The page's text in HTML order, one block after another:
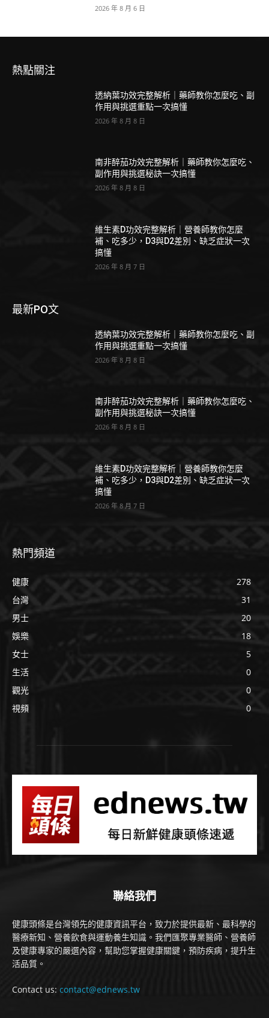
2026 年 8 月 6 日
熱點關注
透納葉功效完整解析｜藥師教你怎麼吃、副
作用與挑選重點一次搞懂
2026 年 8 月 8 日
南非醉茄功效完整解析｜藥師教你怎麼吃、
副作用與挑選秘訣一次搞懂
2026 年 8 月 8 日
維生素D功效完整解析｜營養師教你怎麼
補、吃多少，D3與D2差別、缺乏症狀一次
搞懂
2026 年 8 月 7 日
最新PO文
透納葉功效完整解析｜藥師教你怎麼吃、副
作用與挑選重點一次搞懂
2026 年 8 月 8 日
南非醉茄功效完整解析｜藥師教你怎麼吃、
副作用與挑選秘訣一次搞懂
2026 年 8 月 8 日
維生素D功效完整解析｜營養師教你怎麼
補、吃多少，D3與D2差別、缺乏症狀一次
搞懂
2026 年 8 月 7 日
熱門頻道
健康
278
台灣
31
男士
20
娛樂
18
女士
5
生活
0
觀光
0
視頻
0
聯絡我們
健康頭條是台灣領先的健康資訊平台，致力於提供最新、最科學的
醫療新知、營養飲食與運動養生知識。我們匯聚專業醫師、營養師
及健康專家的嚴選內容，幫助您掌握健康關鍵，預防疾病，提升生
活品質。
Contact us: contact@ednews.tw